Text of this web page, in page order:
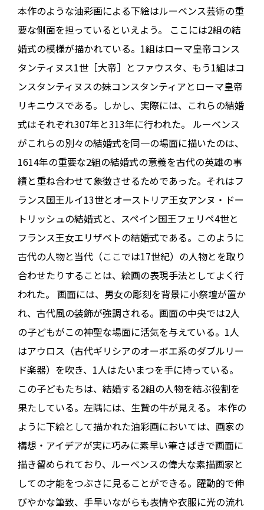
本作のような油彩画による下絵はルーベンス芸術の重
要な側面を担っているといえよう。 ここには2組の結
婚式の模様が描かれている。1組はローマ皇帝コンス
タンティヌス1世［大帝］とファウスタ、もう1組はコ
ンスタンティヌスの妹コンスタンティアとローマ皇帝
リキニウスである。しかし、実際には、これらの結婚
式はそれぞれ307年と313年に行われた。 ルーベンス
がこれらの別々の結婚式を同一の場面に描いたのは、
1614年の重要な2組の結婚式の意義を古代の英雄の事
績と重ね合わせて象徴させるためであった。それはフ
ランス国王ルイ13世とオーストリア王女アンヌ・ドー
トリッシュの結婚式と、スペイン国王フェリペ4世と
フランス王女エリザベトの結婚式である。このように
古代の人物と当代（ここでは17世紀）の人物とを取り
合わせたりすることは、絵画の表現手法としてよく行
われた。 画面には、男女の彫刻を背景に小祭壇が置か
れ、古代風の装飾が強調される。画面の中央では2人
の子どもがこの神聖な場面に活気を与えている。1人
はアウロス（古代ギリシアのオーボエ系のダブルリー
ド楽器）を吹き、1人はたいまつを手に持っている。
この子どもたちは、結婚する2組の人物を結ぶ役割を
果たしている。左隅には、生贄の牛が見える。 本作の
ように下絵として描かれた油彩画においては、画家の
構想・アイデアが実に巧みに素早い筆さばきで画面に
描き留められており、ルーベンスの偉大な素描画家と
しての才能をつぶさに見ることができる。躍動的で伸
びやかな筆致、手早いながらも表情や衣服に光の流れ